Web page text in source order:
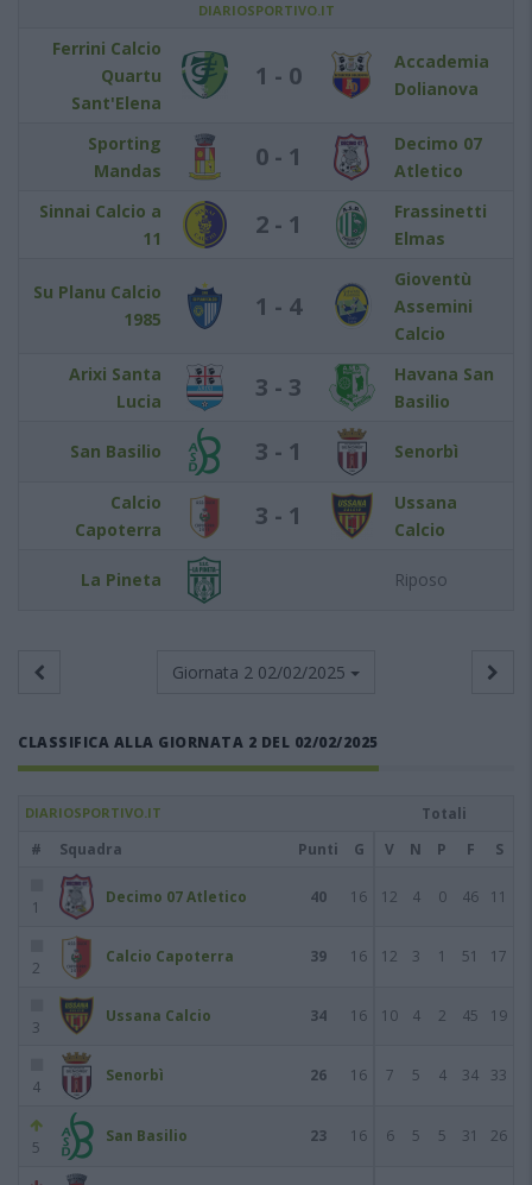
DIARIOSPORTIVO.IT
Ferrini Calcio
Quartu
Sant'Elena
1 - 0
Accademia
Dolianova
Sporting
Mandas
0 - 1
Decimo 07
Atletico
Sinnai Calcio a
11
2 - 1
Frassinetti
Elmas
Su Planu Calcio
1985
1 - 4
Gioventù
Assemini
Calcio
Arixi Santa
Lucia
3 - 3
Havana San
Basilio
San Basilio 3 - 1 Senorbì
Calcio
Capoterra
3 - 1
Ussana
Calcio
La Pineta Riposo
Giornata 2 02/02/2025
CLASSIFICA ALLA GIORNATA 2 DEL 02/02/2025
DIARIOSPORTIVO.IT
Totali
#
Squadra Punti G V N P F S
1
Decimo 07 Atletico 40 16 12 4 0 46 11
2
Calcio Capoterra 39 16 12 3 1 51 17
3
Ussana Calcio 34 16 10 4 2 45 19
4
Senorbì 26 16 7 5 4 34 33
5
San Basilio 23 16 6 5 5 31 26